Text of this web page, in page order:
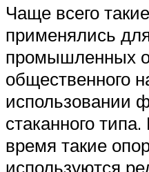
Чаще всего
применялись
промышленных
общественного
использовании
стаканного
время такие
используются